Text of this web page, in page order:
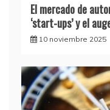
El mercado de
‘start-ups’ y el
10 noviembre 2025